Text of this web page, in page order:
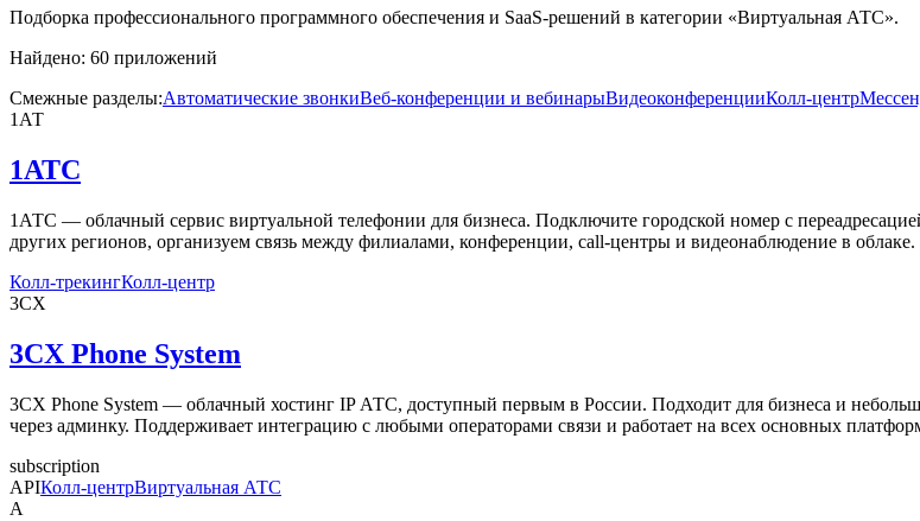
Подборка профессионального программного обеспечения и SaaS-решений в категории «Виртуальная АТС».
Найдено: 60 приложений
Смежные разделы:Автоматические звонкиВеб-конференции и вебинарыВидеоконференцииКолл-центр
1АТ
1АТС
1АТС — облачный сервис виртуальной телефонии для бизнеса. Подключите городской номер с
других регионов, организуем связь между филиалами, конференции, call-центры и видеонаблюдение в облаке.
Колл-трекингКолл-центр
3CX
3CX Phone System
3CX Phone System — облачный хостинг IP АТС, доступный первым в России. Подходит для бизнеса и
через админку. Поддерживает интеграцию с любыми операторами связи и работает на всех основных
subscription
APIКолл-центрВиртуальная АТС
A